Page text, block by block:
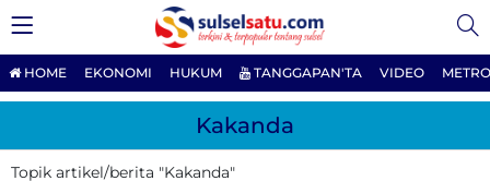
HOME EKONOMI HUKUM TANGGAPAN'TA VIDEO
Kakanda
Topik artikel/berita "Kakanda"